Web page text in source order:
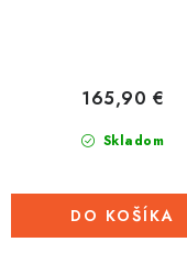
Skladom
165,90 €
DO KOŠÍKA